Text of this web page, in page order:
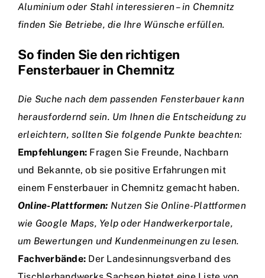
Aluminium oder Stahl interessieren – in Chemnitz
finden Sie Betriebe, die Ihre Wünsche erfüllen.
So finden Sie den richtigen
Fensterbauer in Chemnitz
Die Suche nach dem passenden Fensterbauer kann
herausfordernd sein. Um Ihnen die Entscheidung zu
erleichtern, sollten Sie folgende Punkte beachten:
Empfehlungen: Fragen Sie Freunde, Nachbarn
und Bekannte, ob sie positive Erfahrungen mit
einem Fensterbauer in Chemnitz gemacht haben.
Online-Plattformen: Nutzen Sie Online-Plattformen
wie Google Maps, Yelp oder Handwerkerportale,
um Bewertungen und Kundenmeinungen zu lesen.
Fachverbände: Der Landesinnungsverband des